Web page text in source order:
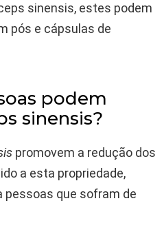
sinensis, estes podem
pós e cápsulas de
podem
sinensis?
promovem a redução dos
a esta propriedade,
pessoas que sofram de